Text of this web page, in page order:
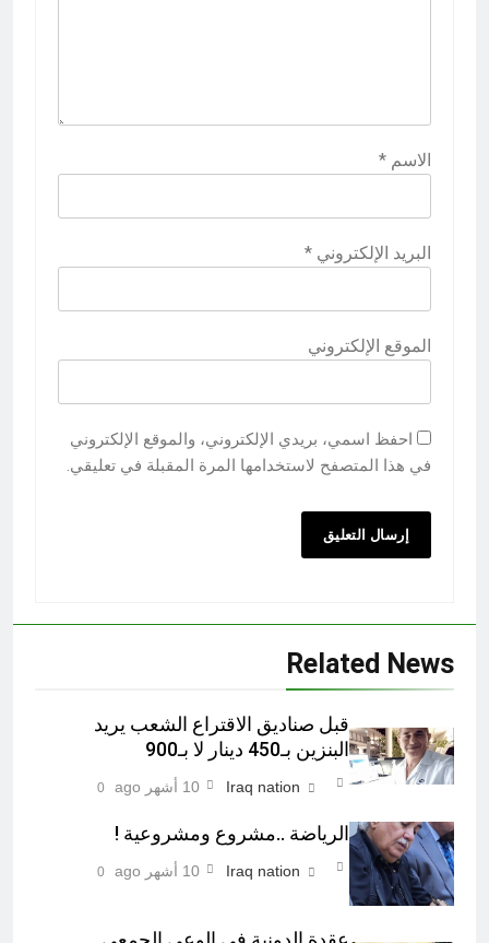
الاسم *
البريد الإلكتروني *
الموقع الإلكتروني
احفظ اسمي، بريدي الإلكتروني، والموقع الإلكتروني
في هذا المتصفح لاستخدامها المرة المقبلة في تعليقي.
Related News
قبل صناديق الاقتراع الشعب يريد
البنزين بـ450 دينار لا بـ900
Iraq nation 10 أشهر ago 0
الرياضة ..مشروع ومشروعية !
Iraq nation 10 أشهر ago 0